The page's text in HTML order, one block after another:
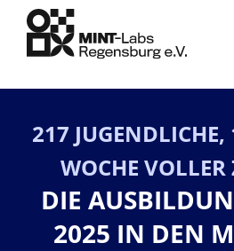
217
WOCHE
DIE
2025 IN DEN